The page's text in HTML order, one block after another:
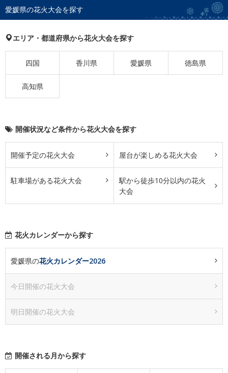
愛媛県の花火大会を探す
エリア・都道府県から花火大会を探す
四国 香川県 愛媛県 徳島県
高知県
開催状況など条件から花火大会を探す
開催予定の花火大会 屋台が楽しめる花火大会
駐車場がある花火大会
駅から徒歩10分以内の花火
大会
花火カレンダーから探す
愛媛県の花火カレンダー2026
今日開催の花火大会
明日開催の花火大会
開催される月から探す